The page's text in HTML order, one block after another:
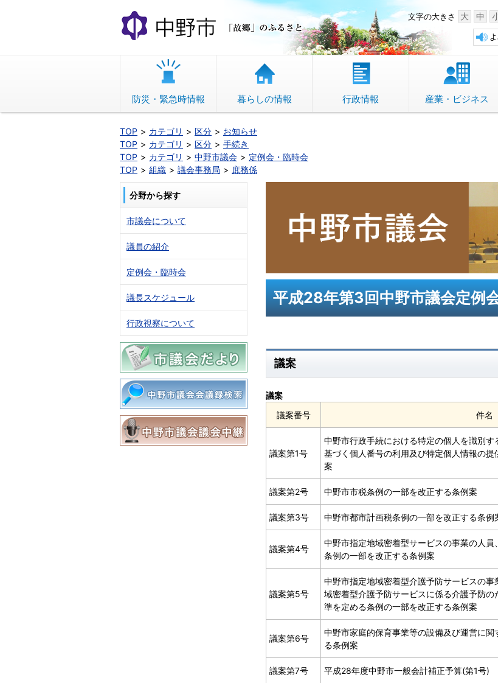
文
へ
動
中野市 「故郷」のふるさと文字の大きさ 大 中
防災・緊急時情報 暮らしの情報 行政情報 産業・ビジネス
TOP カテゴリ 区分
お知らせ
TOP
カテゴリ 区分
手続き
TOP
カテゴリ 中野市議会
定例会・臨時会
TOP
組織 議会事務局 庶務係
平成28年第3回中野市議会定例
議案
議案
議案番号
件名
議案第1号
中野市行政手続における特定の個人を識別
基づく個人番号の利用及び特定個人情報の
案
議案第2号 中野市市税条例の一部を改正する条例案
議案第3号 中野市都市計画税条例の一部を改正する条例
議案第4号
中野市指定地域密着型サービスの事業の人
条例の一部を改正する条例案
議案第5号
中野市指定地域密着型介護予防サービスの
域密着型介護予防サービスに係る介護予防
準を定める条例の一部を改正する条例案
議案第6号
中野市家庭的保育事業等の設備及び運営に
る条例案
議案第7号 平成28年度中野市一般会計補正予算(第1号)
分野から探す
市議会について
議員の紹介
定例会・臨時会
議長スケジュール
行政視察について